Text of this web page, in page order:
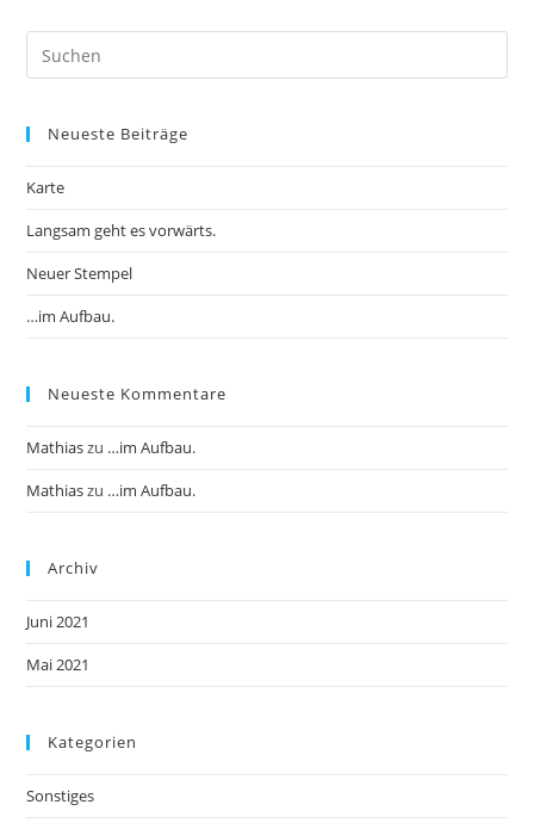
Neueste Beiträge
Karte
Langsam geht es vorwärts.
Neuer Stempel
…im Aufbau.
Neueste Kommentare
Mathiaszu …im Aufbau.
Mathiaszu …im Aufbau.
Archiv
Juni 2021
Mai 2021
Kategorien
Sonstiges